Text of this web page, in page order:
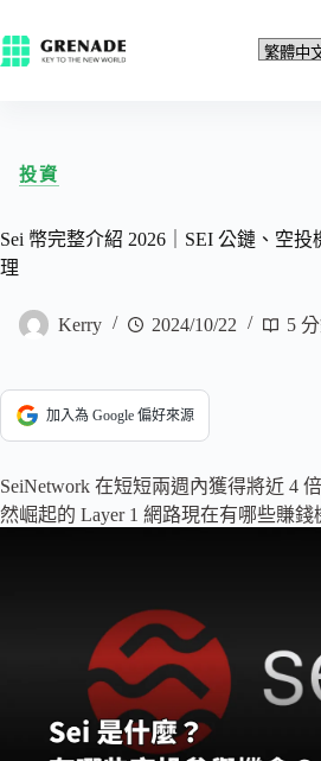
投資
Sei 幣完整介紹 2026｜SEI 公鏈、空
理
Kerry 2024/10/22 5
加入為 Google 偏好來源
SeiNetwork 在短短兩週內獲得將近 4
然崛起的 Layer 1 網路現在有哪些賺錢